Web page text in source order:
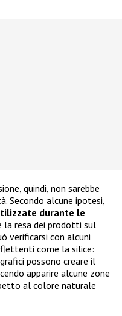
quindi, non sarebbe
Secondo alcune ipotesi,
durante le
la resa dei prodotti sul
verificarsi con alcuni
come la silice:
possono creare il
apparire alcune zone
al colore naturale